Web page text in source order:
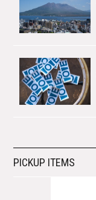
PICKUP ITEMS